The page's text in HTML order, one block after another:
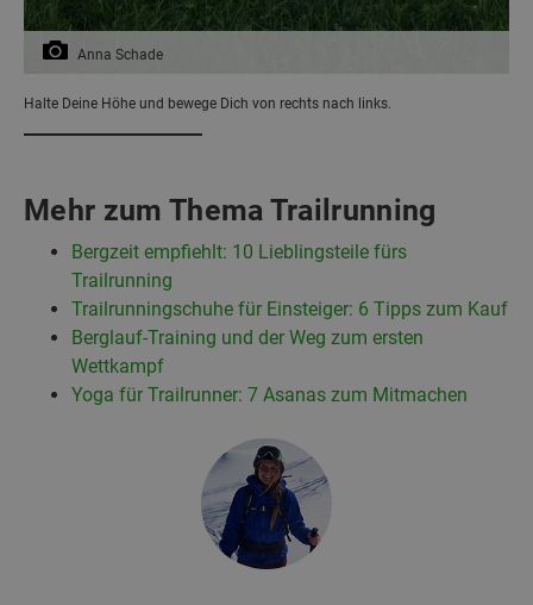
Anna Schade
Halte Deine Höhe und bewege Dich von rechts nach links.
Mehr zum Thema Trailrunning
Bergzeit empfiehlt: 10 Lieblingsteile fürs
Trailrunning
Trailrunningschuhe für Einsteiger: 6 Tipps zum Kauf
Berglauf-Training und der Weg zum ersten
Wettkampf
Yoga für Trailrunner: 7 Asanas zum Mitmachen